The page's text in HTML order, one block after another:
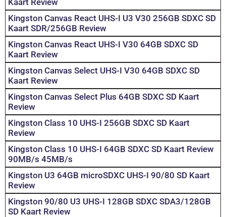
Kingston Canvas React UHS-I U3 V30 256GB SDXC SD
Kaart SDR/256GB Review
Kingston Canvas React UHS-I V30 64GB SDXC SD
Kaart Review
Kingston Canvas Select UHS-I V30 64GB SDXC SD
Kaart Review
Kingston Canvas Select Plus 64GB SDXC SD Kaart
Review
Kingston Class 10 UHS-I 256GB SDXC SD Kaart
Review
Kingston Class 10 UHS-I 64GB SDXC SD Kaart Review
90MB/s 45MB/s
Kingston U3 64GB microSDXC UHS-I 90/80 SD Kaart
Review
Kingston 90/80 U3 UHS-I 128GB SDXC SDA3/128GB
SD Kaart Review